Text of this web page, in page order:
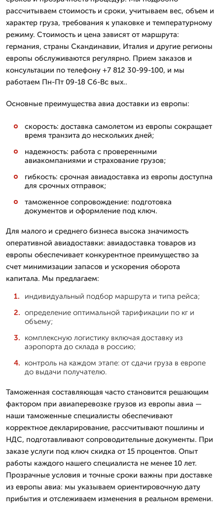
рассчитываем стоимость и сроки, учитываем вес, объем и
характер груза, требования к упаковке и температурному
режиму. Стоимость и цена зависят от маршрута:
германия, страны Скандинавии, Италия и другие регионы
европы обслуживаются регулярно. Прием заказов и
консультации по телефону +7 812 30-99-100, и мы
работаем Пн-Пт 09-18 Сб-Вс вых..
Основные преимущества авиа доставки из европы:
скорость: доставка самолетом из европы сокращает
время транзита до нескольких дней;
надежность: работа с проверенными
авиакомпаниями и страхование грузов;
гибкость: срочная авиадоставка из европы доступна
для срочных отправок;
таможенное сопровождение: подготовка
документов и оформление под ключ.
Для малого и среднего бизнеса высока значимость
оперативной авиадоставки: авиадоставка товаров из
европы обеспечивает конкурентное преимущество за
счет минимизации запасов и ускорения оборота
капитала. Мы предлагаем:
индивидуальный подбор маршрута и типа рейса;
определение оптимальной тарификации по кг и
объему;
комплексную логистику включая доставку из
аэропорта до склада в россию;
контроль на каждом этапе: от сдачи груза в европе
до выдачи получателю.
Таможенная составляющая часто становится решающим
фактором при авиаперевозке грузов из европы авиа —
наши таможенные специалисты обеспечивают
корректное декларирование, рассчитывают пошлины и
НДС, подготавливают сопроводительные документы. При
заказе услуги под ключ скидка от 15 процентов. Опыт
работы каждого нашего специалиста не менее 10 лет.
Прозрачные условия и точные сроки важны при доставке
из европы авиа: мы указываем ориентировочную дату
прибытия и отслеживаем изменения в реальном времени.